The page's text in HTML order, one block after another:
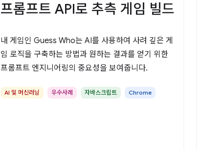
프롬프트 API로 추측 게임 빌드
내 게임인 Guess Who는 AI를 사용하여 사려 깊은 게
임 로직을 구축하는 방법과 원하는 결과를 얻기 위한
프롬프트 엔지니어링의 중요성을 보여줍니다.
AI 및 머신러닝 우수사례 자바스크립트 Chrome